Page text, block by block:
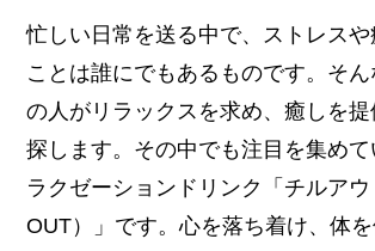
忙しい日常を送る中で、ストレス
ことは誰にでもあるものです。そん
の人がリラックスを求め、癒しを
探します。その中でも注目を集めて
ラクゼーションドリンク「チルア
OUT）」です。心を落ち着け、体